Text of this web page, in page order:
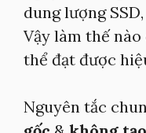
dung lượng
Vậy làm thế
thể đạt được
Nguyên tắc